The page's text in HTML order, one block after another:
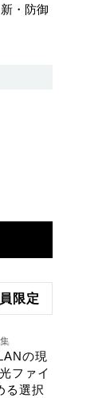
・防御
限定
の現
ファイ
る選択